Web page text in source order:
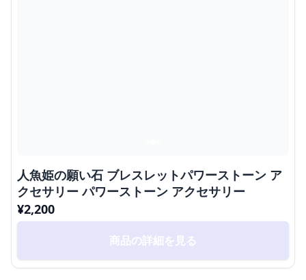
人魚姫の願い石 ブレスレットパワーストーン ア
クセサリー パワーストーン アクセサリー
¥2,200
商品の詳細を見る